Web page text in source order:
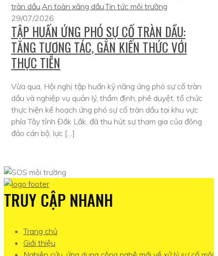
tràn dầu An toàn xăng dầu,Tin tức môi trường
29/07/2026
TẬP HUẤN ỨNG PHÓ SỰ CỐ TRÀN DẦU:
TĂNG TƯƠNG TÁC, GẮN KIẾN THỨC VỚI
THỰC TIỄN
Vừa qua, Hội nghị tập huấn kỹ năng ứng phó sự cố tràn
dầu và nghiệp vụ quản lý, thẩm định, phê duyệt, tổ chức
thực hiện kế hoạch ứng phó sự cố tràn dầu tại khu vực
phía Tây tỉnh Đắk Lắk, đã thu hút sự tham gia của đông
đảo cán bộ, lực […]
TRUY CẬP NHANH
Trang chủ
Giới thiệu